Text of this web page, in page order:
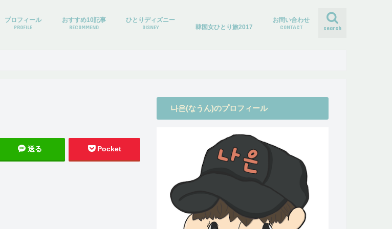
search
プロフィール
PROFILE
おすすめ10記事
RECOMMEND
ひとりディズニー
DISNEY 韓国女ひとり旅2017
お問い合わせ
CONTACT
送る Pocket
나은(なうん)のプロフィール